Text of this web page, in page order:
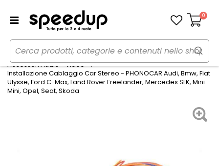
Carrello
0
Home Auto
Audio elettronica mobile
Accessori Audio - Video
Installazione Cablaggio Car Stereo - PHONOCAR Audi, Bmw, Fiat
Ulysse, Ford C-Max, Land Rover Freelander, Mercedes SLK, Mini
Mini, Opel, Seat, Skoda